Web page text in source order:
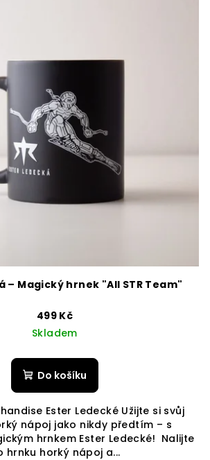
– Magický hrnek "All STR Team"
499 Kč
Skladem
Do košíku
Ester Ledecké Užijte si svůj
nápoj jako nikdy předtím – s
hrnkem Ester Ledecké! Nalijte
hrnku horký nápoj a...